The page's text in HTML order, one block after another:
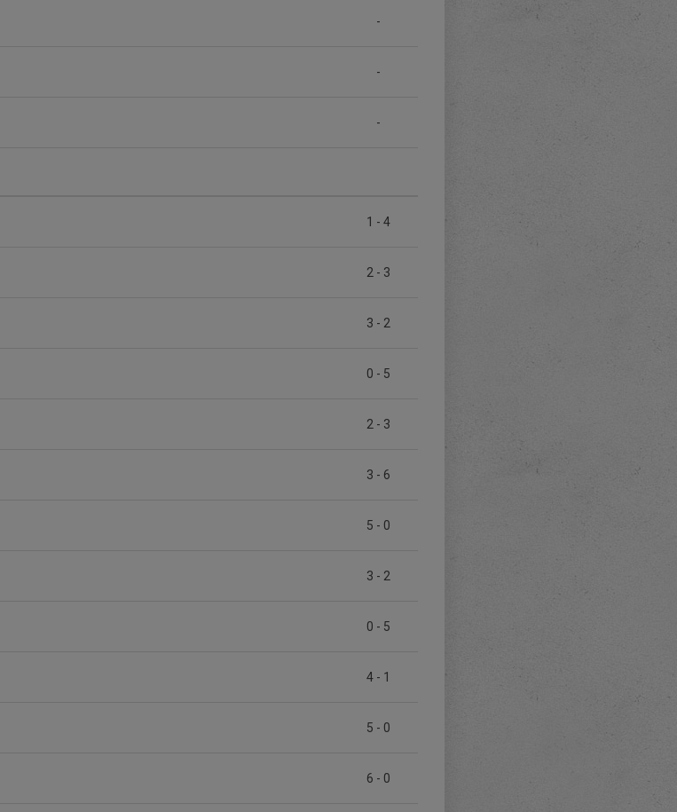
-
-
-
1 - 4
2 - 3
3 - 2
0 - 5
2 - 3
3 - 6
5 - 0
3 - 2
0 - 5
4 - 1
5 - 0
6 - 0